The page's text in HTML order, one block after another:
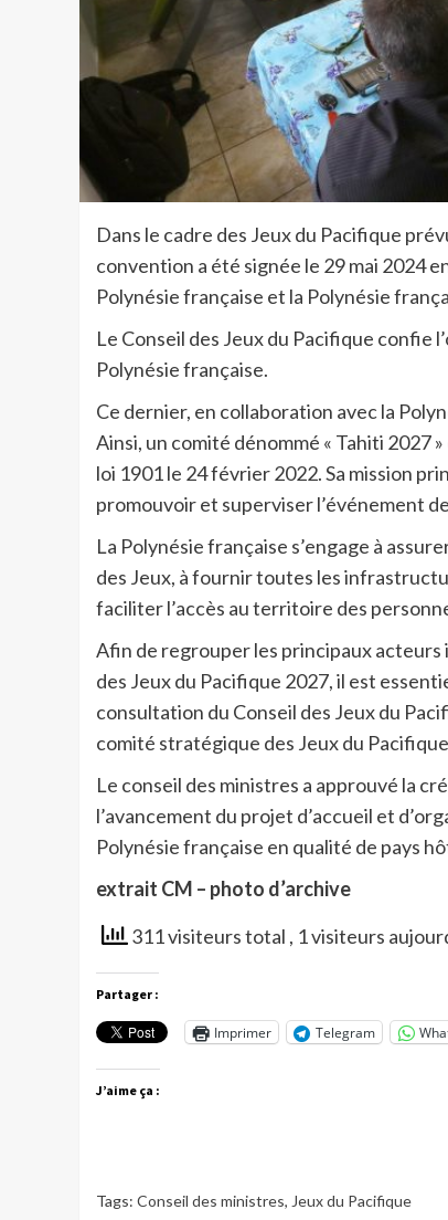
Dans le cadre des Jeux du Pacifique
convention a été signée le 29 mai 2024
Polynésie française et la Polynésie
Le Conseil des Jeux du Pacifique confie
Polynésie française.
Ce dernier, en collaboration avec la
Ainsi, un comité dénommé « Tahiti 2027
loi 1901 le 24 février 2022. Sa mission
promouvoir et superviser l’événement
La Polynésie française s’engage à
des Jeux, à fournir toutes les
faciliter l’accès au territoire des
Afin de regrouper les principaux acteurs
des Jeux du Pacifique 2027, il est
consultation du Conseil des Jeux du
comité stratégique des Jeux du Pacifique
Le conseil des ministres a approuvé la
l’avancement du projet d’accueil et
Polynésie française en qualité de pays
extrait CM – photo d’archive
311 visiteurs total , 1 visiteurs
Partager :
Imprimer Telegram
J’aime ça :
Tags: Conseil des ministres, Jeux du Pacifique